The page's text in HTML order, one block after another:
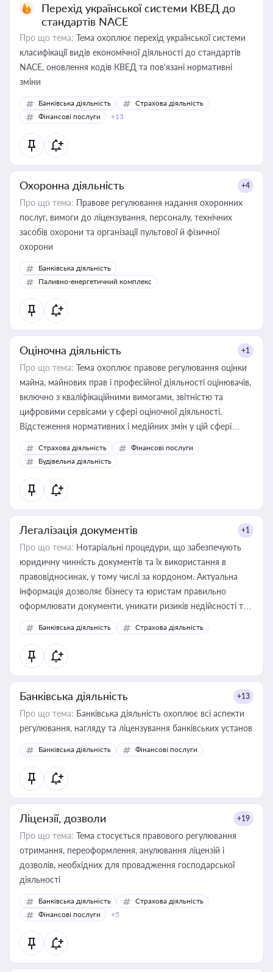
Перехід української системи КВЕД до
стандартів NACE
Про що тема: Тема охоплює перехід української системи
класифікації видів економічної діяльності до стандартів
NACE, оновлення кодів КВЕД та пов'язані нормативні
зміни
Банківська діяльність
Страхова діяльність
Фінансові послуги
+13
Охоронна діяльність +4
Про що тема: Правове регулювання надання охоронних
послуг, вимоги до ліцензування, персоналу, технічних
засобів охорони та організації пультової й фізичної
охорони
Банківська діяльність
Паливно-енергетичний комплекс
Оціночна діяльність +1
Про що тема: Тема охоплює правове регулювання оцінки
майна, майнових прав і професійної діяльності оцінювачів,
включно з кваліфікаційними вимогами, звітністю та
цифровими сервісами у сфері оціночної діяльності.
Відстеження нормативних і медійних змін у цій сфері
корисне для власника бізнесу, керівника, юриста або
бухгалтера під час оподаткування, приватизації, оренди
державного майна, корпоративних угод і перевірки
статусу суб'єктів оціночної діяльності
Страхова діяльність
Фінансові послуги
Будівельна діяльність
Легалізація документів +1
Про що тема: Нотаріальні процедури, що забезпечують
юридичну чинність документів та їх використання в
правовідносинах, у тому числі за кордоном. Актуальна
інформація дозволяє бізнесу та юристам правильно
оформлювати документи, уникати ризиків недійсності та
забезпечувати їх належне прийняття органами влади та
контрагентами
Банківська діяльність Страхова діяльність
Банківська діяльність +13
Про що тема: Банківська діяльність охоплює всі аспекти
регулювання, нагляду та ліцензування банківських установ
Банківська діяльність Фінансові послуги
Ліцензії, дозволи +19
Про що тема: Тема стосується правового регулювання
отримання, переоформлення, анулювання ліцензій і
дозволів, необхідних для провадження господарської
діяльності
Банківська діяльність
Страхова діяльність
Фінансові послуги
+5